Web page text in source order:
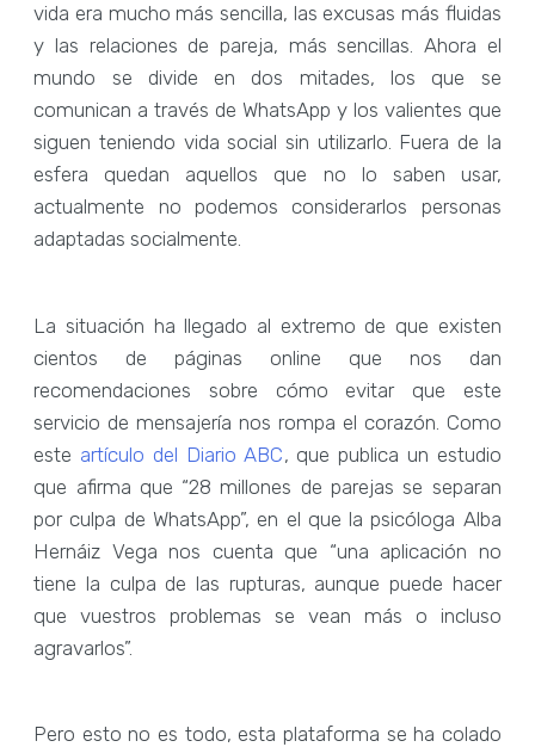
vida era mucho más sencilla, las excusas más fluidas
y las relaciones de pareja, más sencillas. Ahora el
mundo se divide en dos mitades, los que se
comunican a través de WhatsApp y los valientes que
siguen teniendo vida social sin utilizarlo. Fuera de la
esfera quedan aquellos que no lo saben usar,
actualmente no podemos considerarlos personas
adaptadas socialmente.
La situación ha llegado al extremo de que existen
cientos de páginas online que nos dan
recomendaciones sobre cómo evitar que este
servicio de mensajería nos rompa el corazón. Como
este artículo del Diario ABC, que publica un estudio
que afirma que “28 millones de parejas se separan
por culpa de WhatsApp”, en el que la psicóloga Alba
Hernáiz Vega nos cuenta que “una aplicación no
tiene la culpa de las rupturas, aunque puede hacer
que vuestros problemas se vean más o incluso
agravarlos”.
Pero esto no es todo, esta plataforma se ha colado